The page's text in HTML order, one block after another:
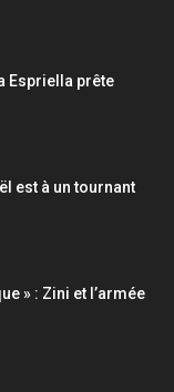
Espriella prête
est à un tournant
» : Zini et l’armée